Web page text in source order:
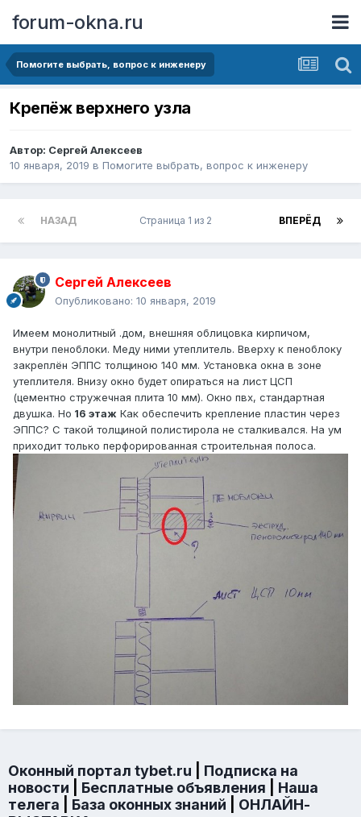
forum-okna.ru
Помогите выбрать, вопрос к инженеру
Крепёж верхнего узла
Автор: Сергей Алексеев
10 января, 2019 в Помогите выбрать, вопрос к инженеру
НАЗАД ВПЕРЁД
Страница 1 из 2
Сергей Алексеев
Опубликовано: 10 января, 2019
Имеем монолитный .дом, внешняя облицовка кирпичом,
внутри пеноблоки. Меду ними утеплитель. Вверху к пеноблоку
закреплён ЭППС толщиною 140 мм. Установка окна в зоне
утеплителя. Внизу окно будет опираться на лист ЦСП
(цементно стружечная плита 10 мм). Окно пвх, стандартная
двушка. Но 16 этаж Как обеспечить крепление пластин через
ЭППС? С такой толщиной полистирола не сталкивался. На ум
приходит только перфорированная строительная полоса.
Оконный портал tybet.ru
Подписка на
новости
Бесплатные объявления
Наша
телега
База оконных знаний
ОНЛАЙН-